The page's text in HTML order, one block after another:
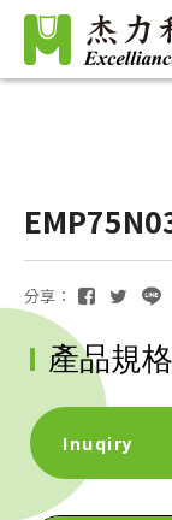
分享：
產品規
Inuqiry